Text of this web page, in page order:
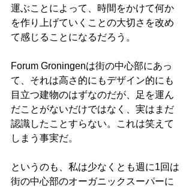
運ぶことによって、時間をかけて何か
を作り上げていくことの大切さを改め
て感じることになるだろう。
Forum Groningenは街の中心部にあっ
て、それは高さ的にもデザイン的にも
目立つ建物のはずなのだが、足を運ん
だことがないだけではなく、実はまだ
認識したことすらない。これは笑えて
しまう事実だ。
というのも、私は少なくとも週に1回は
街の中心部のオーガニックスーパーに